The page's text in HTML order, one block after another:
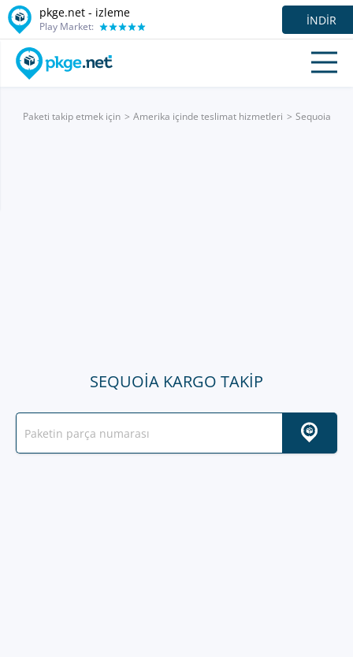
pkge.net - izleme
Play Market: İNDIR
Paketi takip etmek için Amerika içinde teslimat hizmetleri Sequoia
SEQUOIA KARGO TAKIP